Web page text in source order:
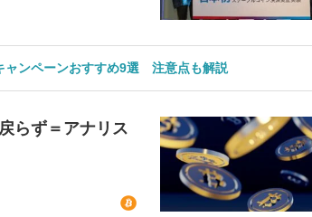
ャンペーンおすすめ9選 注意点も解説
らず＝アナリス